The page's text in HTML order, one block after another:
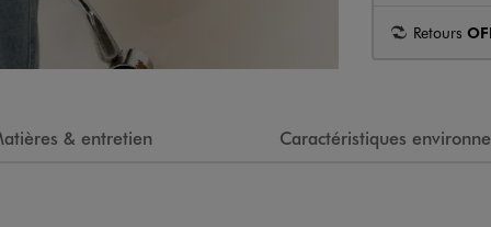
Retours
& entretien Caractéristiques